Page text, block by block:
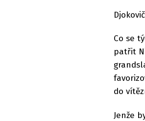
Co se
patřit
do
Jenže